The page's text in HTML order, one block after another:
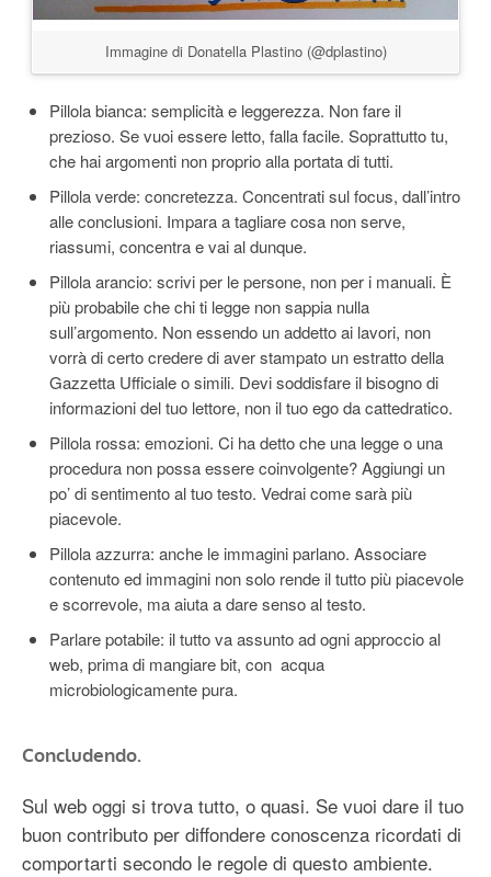
Immagine di Donatella Plastino (@dplastino)
Pillola bianca: semplicità e leggerezza. Non fare il
prezioso. Se vuoi essere letto, falla facile. Soprattutto tu,
che hai argomenti non proprio alla portata di tutti.
Pillola verde: concretezza. Concentrati sul focus, dall’intro
alle conclusioni. Impara a tagliare cosa non serve,
riassumi, concentra e vai al dunque.
Pillola arancio: scrivi per le persone, non per i manuali. È
più probabile che chi ti legge non sappia nulla
sull’argomento. Non essendo un addetto ai lavori, non
vorrà di certo credere di aver stampato un estratto della
Gazzetta Ufficiale o simili. Devi soddisfare il bisogno di
informazioni del tuo lettore, non il tuo ego da cattedratico.
Pillola rossa: emozioni. Ci ha detto che una legge o una
procedura non possa essere coinvolgente? Aggiungi un
po’ di sentimento al tuo testo. Vedrai come sarà più
piacevole.
Pillola azzurra: anche le immagini parlano. Associare
contenuto ed immagini non solo rende il tutto più piacevole
e scorrevole, ma aiuta a dare senso al testo.
Parlare potabile: il tutto va assunto ad ogni approccio al
web, prima di mangiare bit, con acqua
microbiologicamente pura.
Concludendo.
Sul web oggi si trova tutto, o quasi. Se vuoi dare il tuo
buon contributo per diffondere conoscenza ricordati di
comportarti secondo le regole di questo ambiente.